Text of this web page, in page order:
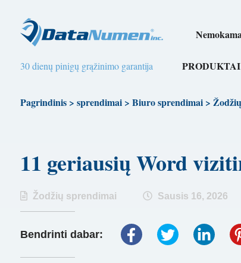
30 dienų pinigų grąžinimo garantija PRODUKTAI
Pagrindinis> sprendimai> Biuro sprendimai>
11 geriausių Word
Žodžių sprendimai Sausis 16, 2026
Bendrinti dabar: